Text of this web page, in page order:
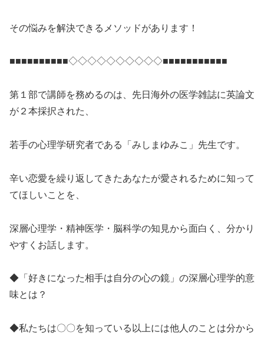
その悩みを解決できるメソッドがあります！
■■■■■■■■■■◇◇◇◇◇◇◇◇◇◇■■■■■■■■■■■
第１部で講師を務めるのは、先日海外の医学雑誌に英論文
が２本採択された、
若手の心理学研究者である「みしまゆみこ」先生です。
辛い恋愛を繰り返してきたあなたが愛されるために知って
てほしいことを、
深層心理学・精神医学・脳科学の知見から面白く、分かり
やすくお話します。
◆「好きになった相手は自分の心の鏡」の深層心理学的意
味とは？
◆私たちは〇〇を知っている以上には他人のことは分から